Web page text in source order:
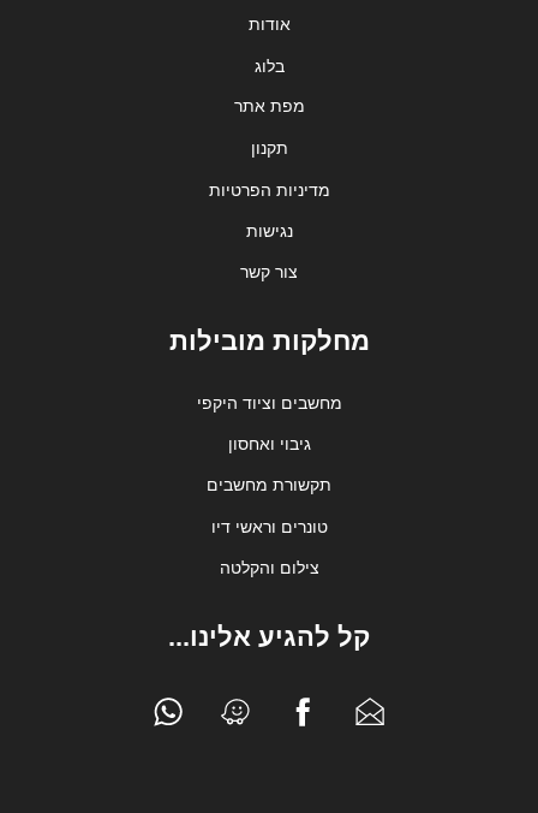
אודות
בלוג
מפת אתר
תקנון
מדיניות הפרטיות
נגישות
צור קשר
מחלקות מובילות
מחשבים וציוד היקפי
גיבוי ואחסון
תקשורת מחשבים
טונרים וראשי דיו
צילום והקלטה
קל להגיע אלינו...